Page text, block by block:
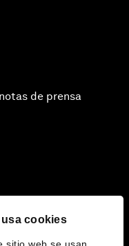
usa cookies
de prensa